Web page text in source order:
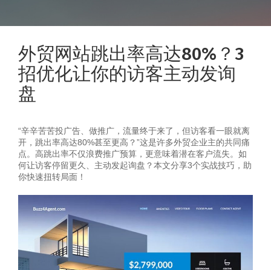
外贸网站跳出率高达80%？3
招优化让你的访客主动发询
盘
“辛辛苦苦投广告、做推广，流量终于来了，但访客看一眼就离
开，跳出率高达80%甚至更高？”这是许多外贸企业主的共同痛
点。高跳出率不仅浪费推广预算，更意味着潜在客户流失。如
何让访客停留更久、主动发起询盘？本文分享3个实战技巧，助
你快速扭转局面！